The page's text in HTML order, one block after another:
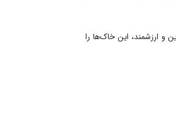
و ارزشمند، این خاک‌ها را